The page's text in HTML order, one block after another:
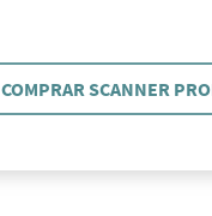
COMPRAR SCANNER